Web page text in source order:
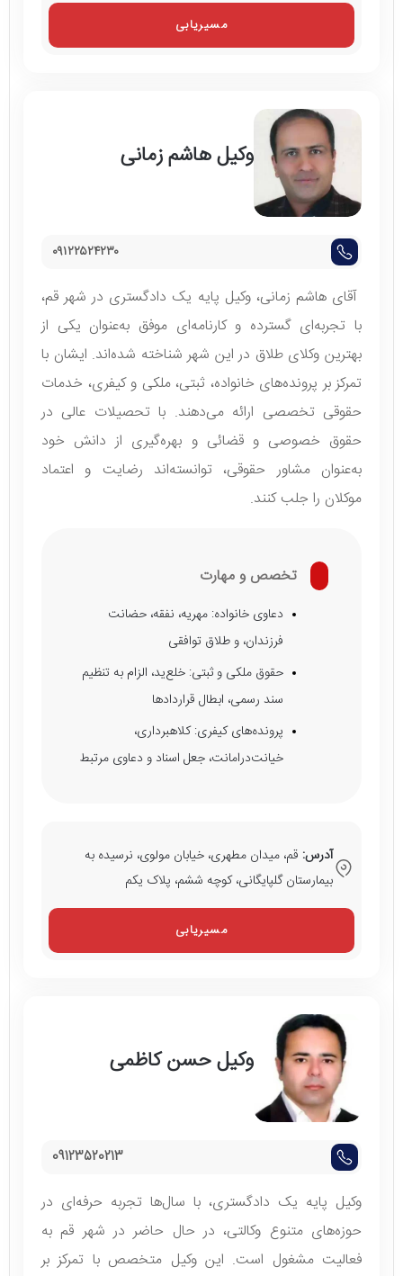
مسیریابی
وکیل هاشم زمانی
۰۹۱۲۲۵۲۴۲۳۰
آقای هاشم زمانی، وکیل پایه یک دادگستری در شهر قم،
با تجربه‌ای گسترده و کارنامه‌ای موفق به‌عنوان یکی از
بهترین وکلای طلاق در این شهر شناخته شده‌اند. ایشان با
تمرکز بر پرونده‌های خانواده، ثبتی، ملکی و کیفری، خدمات
حقوقی تخصصی ارائه می‌دهند. با تحصیلات عالی در
حقوق خصوصی و قضائی و بهره‌گیری از دانش خود
به‌عنوان مشاور حقوقی، توانسته‌اند رضایت و اعتماد
موکلان را جلب کنند.
تخصص و مهارت
دعاوی خانواده: مهریه، نفقه، حضانت
فرزندان، و طلاق توافقی
حقوق ملکی و ثبتی: خلع‌ید، الزام به تنظیم
سند رسمی، ابطال قراردادها
پرونده‌های کیفری: کلاهبرداری،
خیانت‌درامانت، جعل اسناد و دعاوی مرتبط
آدرس: قم، میدان مطهری، خیابان مولوی، نرسیده به
بیمارستان گلپایگانی، کوچه ششم، پلاک یکم
مسیریابی
وکیل حسن کاظمی
09123520213
وکیل پایه یک دادگستری، با سال‌ها تجربه حرفه‌ای در
حوزه‌های متنوع وکالتی، در حال حاضر در شهر قم به
فعالیت مشغول است. این وکیل متخصص با تمرکز بر